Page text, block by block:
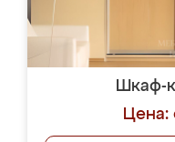
Шкаф-
Цена: